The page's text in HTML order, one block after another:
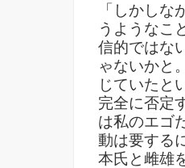
「しかし
うようなこ
信的ではな
ゃないかと
じていたと
完全に否定
は私のエゴ
動は要する
本氏と雌雄